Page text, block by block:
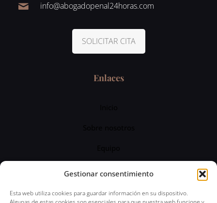
Gestionar consentimiento
Esta web utiliza cookies para guardar información en su dispositivo.
info@abogadopenal24horas.com
SOLICITAR CITA
Enlaces
Blog